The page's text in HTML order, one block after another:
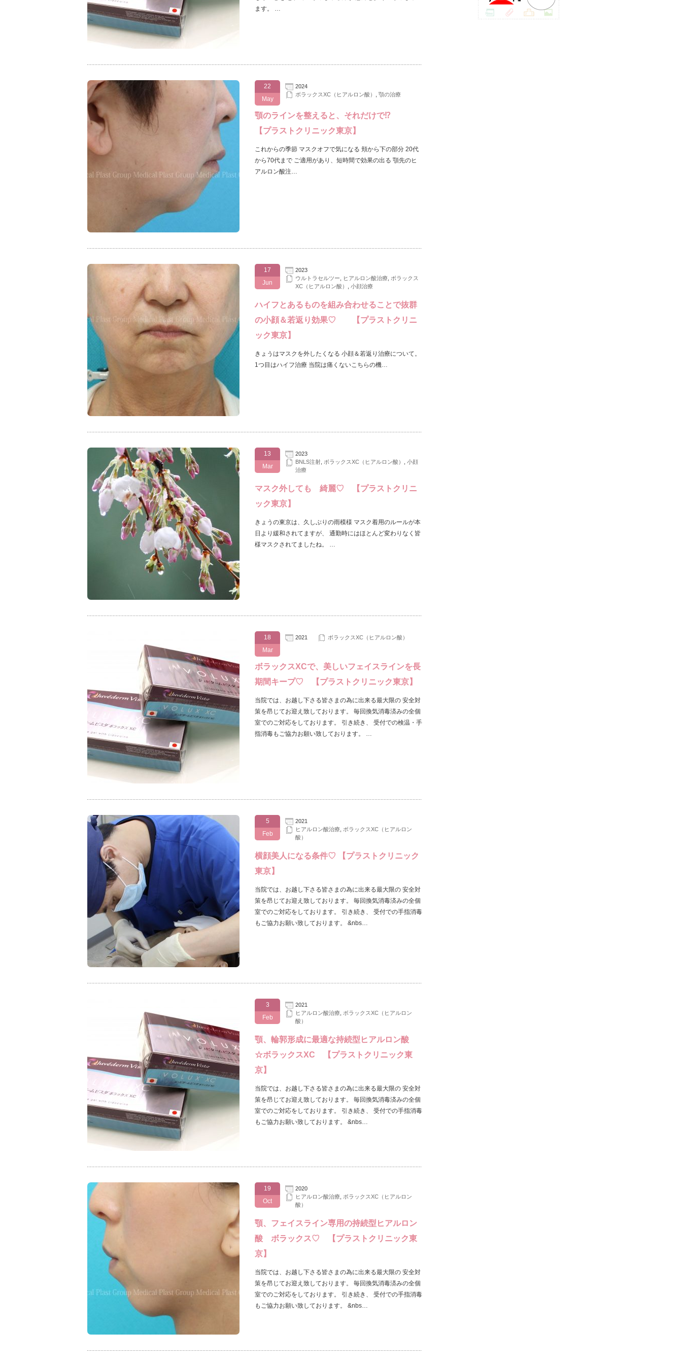
ます。 …
22
May
2024
ボラックスXC（ヒアルロン酸）
顎の治療
顎のラインを整えると、それだけで⁉
【プラストクリニック東京】
これからの季節 マスクオフで気になる 頬から下の部分 20代
から70代まで ご適用があり、短時間で効果の出る 顎先のヒ
アルロン酸注…
17
Jun
2023
ウルトラセルツー
ヒアルロン酸治療 ボラックス
XC（ヒアルロン酸）
小顔治療
ハイフとあるものを組み合わせることで抜群
の小顔＆若返り効果♡ 【プラストクリニ
ック東京】
きょうはマスクを外したくなる 小顔＆若返り治療について。
1つ目はハイフ治療 当院は痛くないこちらの機…
13
Mar
2023
BNLS注射 ボラックスXC（ヒアルロン酸）
小顔
治療
マスク外しても 綺麗♡ 【プラストクリニ
ック東京】
きょうの東京は、久しぶりの雨模様 マスク着用のルールが本
日より緩和されてますが、 通勤時にはほとんど変わりなく皆
様マスクされてましたね。 …
18
Mar
2021 ボラックスXC（ヒアルロン酸）
ボラックスXCで、美しいフェイスラインを長
期間キープ♡ 【プラストクリニック東京】
当院では、お越し下さる皆さまの為に出来る最大限の 安全対
策を昂じてお迎え致しております。 毎回換気消毒済みの全個
室でのご対応をしております。 引き続き、 受付での検温・手
指消毒もご協力お願い致しております。 …
5
Feb
2021
ヒアルロン酸治療 ボラックスXC（ヒアルロン
酸）
横顔美人になる条件♡ 【プラストクリニック
東京】
当院では、お越し下さる皆さまの為に出来る最大限の 安全対
策を昂じてお迎え致しております。 毎回換気消毒済みの全個
室でのご対応をしております。 引き続き、 受付での手指消毒
もご協力お願い致しております。 &nbs…
3
Feb
2021
ヒアルロン酸治療 ボラックスXC（ヒアルロン
酸）
顎、輪郭形成に最適な持続型ヒアルロン酸
☆ボラックスXC 【プラストクリニック東
京】
当院では、お越し下さる皆さまの為に出来る最大限の 安全対
策を昂じてお迎え致しております。 毎回換気消毒済みの全個
室でのご対応をしております。 引き続き、 受付での手指消毒
もご協力お願い致しております。 &nbs…
19
Oct
2020
ヒアルロン酸治療 ボラックスXC（ヒアルロン
酸）
顎、フェイスライン専用の持続型ヒアルロン
酸 ボラックス♡ 【プラストクリニック東
京】
当院では、お越し下さる皆さまの為に出来る最大限の 安全対
策を昂じてお迎え致しております。 毎回換気消毒済みの全個
室でのご対応をしております。 引き続き、 受付での手指消毒
もご協力お願い致しております。 &nbs…